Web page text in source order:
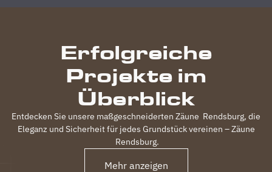
durchgeführt,
Einfahrtstor
und 2
Gartentüren,
waren
120m
Zaun in 3
Tagen
Erfolgreiche
Projekte im
Überblick
Entdecken Sie unsere maßgeschneiderten Zäune Rendsburg, die
Eleganz und Sicherheit für jedes Grundstück vereinen – Zäune
Rendsburg.
Mehr anzeigen